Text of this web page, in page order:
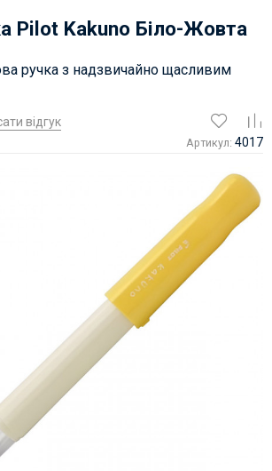
Pilot Kakuno Біло-Жовта
ручка з надзвичайно щасливим
відгук
Артикул: 4017